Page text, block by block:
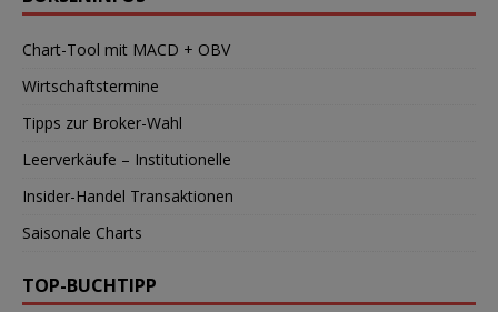
Chart-Tool mit MACD + OBV
Wirtschaftstermine
Tipps zur Broker-Wahl
Leerverkäufe – Institutionelle
Insider-Handel Transaktionen
Saisonale Charts
TOP-BUCHTIPP